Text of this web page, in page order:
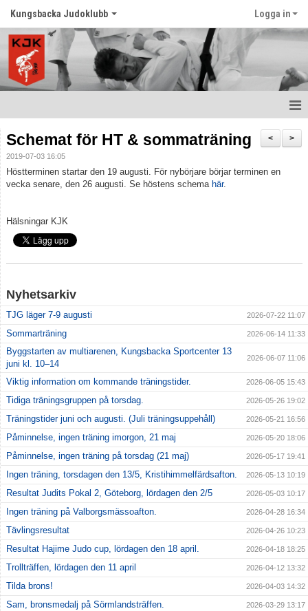
Kungsbacka Judoklubb Logga in
Prova Judo
Balansträning för vuxna
Senast nytt
Schema
Klubbkläder
Om klubben
Gradering
Bildgalleri
styrelse
>
<
Schemat för HT & sommaträning
2019-07-03 16:05
Höstterminen startar den 19 augusti. För nybörjare börjar terminen en
vecka senare, den 26 augusti. Se höstens schema här.
Hälsningar KJK
Nyhetsarkiv
TJG läger 7-9 augusti 2026-07-22 11:07
Sommarträning 2026-06-14 11:33
Byggstarten av multiarenen, Kungsbacka Sportcenter 13
juni kl. 10–14
2026-06-07 11:06
Viktig information om kommande träningstider. 2026-06-05 15:43
Tidiga träningsgruppen på torsdag. 2026-05-26 19:02
Träningstider juni och augusti. (Juli träningsuppehåll) 2026-05-21 16:56
Påminnelse, ingen träning imorgon, 21 maj 2026-05-20 18:06
Påminnelse, ingen träning på torsdag (21 maj) 2026-05-17 19:41
Ingen träning, torsdagen den 13/5, Kristihimmelfärdsafton. 2026-05-13 10:19
Resultat Judits Pokal 2, Göteborg, lördagen den 2/5 2026-05-03 10:17
Ingen träning på Valborgsmässoafton. 2026-04-28 16:34
Tävlingsresultat 2026-04-26 10:23
Resultat Hajime Judo cup, lördagen den 18 april. 2026-04-18 18:25
Trollträffen, lördagen den 11 april 2026-04-12 13:32
Tilda brons! 2026-04-03 14:32
Sam, bronsmedalj på Sörmlandsträffen. 2026-03-29 13:17